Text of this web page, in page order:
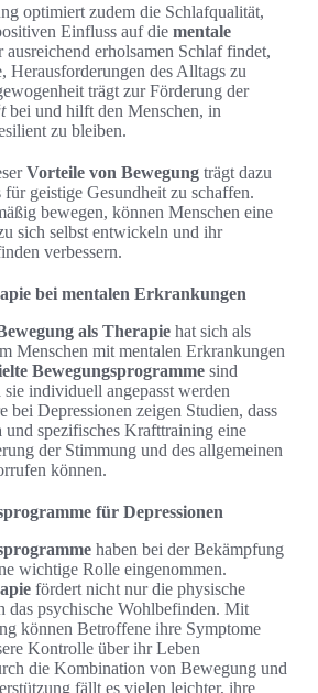
optimiert zudem die Schlafqualität,
Einfluss auf die mentale
ausreichend erholsamen Schlaf findet,
Herausforderungen des Alltags zu
trägt zur Förderung der
bei und hilft den Menschen, in
zu bleiben.
Vorteile von Bewegung trägt dazu
geistige Gesundheit zu schaffen.
bewegen, können Menschen eine
sich selbst entwickeln und ihr
verbessern.
bei mentalen Erkrankungen
als Therapie hat sich als
Menschen mit mentalen Erkrankungen
Bewegungsprogramme sind
sie individuell angepasst werden
bei Depressionen zeigen Studien, dass
spezifisches Krafttraining eine
der Stimmung und des allgemeinen
können.
für Depressionen
haben bei der Bekämpfung
wichtige Rolle eingenommen.
fördert nicht nur die physische
das psychische Wohlbefinden. Mit
können Betroffene ihre Symptome
Kontrolle über ihr Leben
die Kombination von Bewegung und
fällt es vielen leichter, ihre